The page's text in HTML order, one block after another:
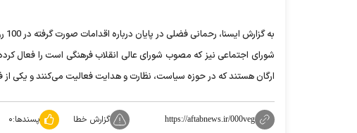
ارگان هستند که در حوزه سیاست، نظارت و هدایت فعالیت می‌کنند و یکی از
https://aftabnews.ir/000veg گزارش خطا پسندها:۰